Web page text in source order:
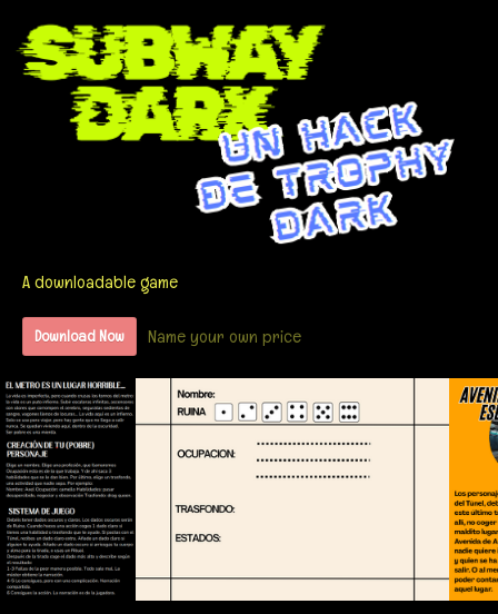
A downloadable game
Download Now Name your own price